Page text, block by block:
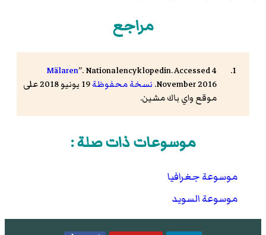
مراجع
Mälaren”. Nationalencyklopedin. Accessed 4
November 2016. نسخة محفوظة
19 يونيو 2018 على
موقع واي باك مشين.
موسوعات ذات صلة :
موسوعة جغرافيا
موسوعة السويد